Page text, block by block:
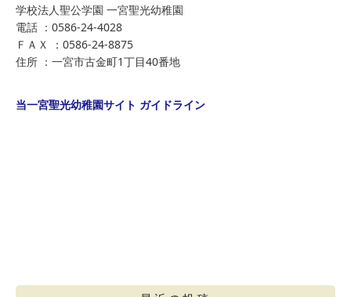
学校法人聖公学園 一宮聖光幼稚園
電話 ：0586-24-4028
ＦＡＸ ：0586-24-8875
住所 ：一宮市古金町1丁目40番地
当一宮聖光幼稚園サイト ガイドライン